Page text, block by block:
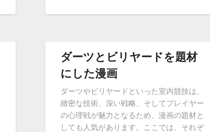
ダーツとビリヤードを題材
にした漫画
ダーツやビリヤードといった室内競技は、
緻密な技術、深い戦略、そしてプレイヤー
の心理戦が魅力となるため、漫画の題材と
しても人気があります。ここでは、それぞ